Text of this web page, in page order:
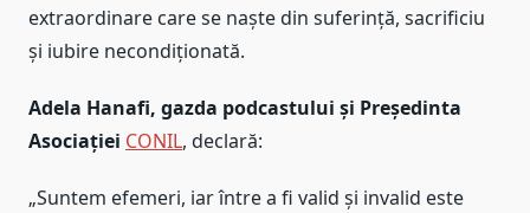
extraordinare care se naște din suferință, sacrificiu
și iubire necondiționată.
Adela Hanafi, gazda podcastului și Președinta
Asociației CONIL, declară:
„Suntem efemeri, iar între a fi valid și invalid este